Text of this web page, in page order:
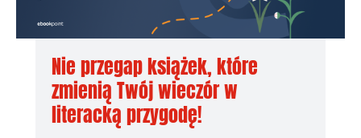
Nie przegap książek, które
zmienią Twój wieczór w
literacką przygodę!